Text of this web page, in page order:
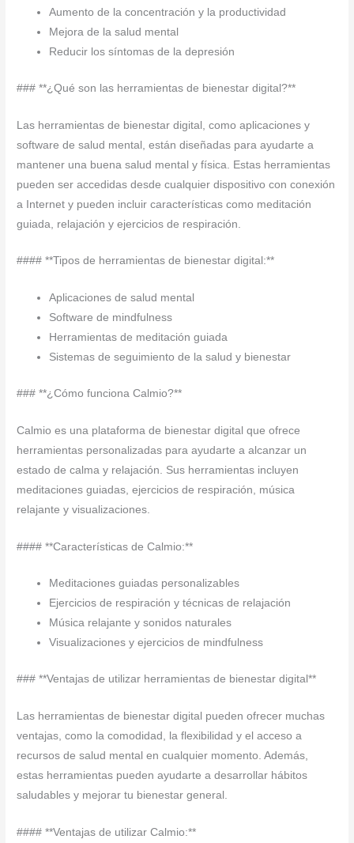
Aumento de la concentración y la productividad
Mejora de la salud mental
Reducir los síntomas de la depresión
### **¿Qué son las herramientas de bienestar digital?**
Las herramientas de bienestar digital, como aplicaciones y
software de salud mental, están diseñadas para ayudarte a
mantener una buena salud mental y física. Estas herramientas
pueden ser accedidas desde cualquier dispositivo con conexión
a Internet y pueden incluir características como meditación
guiada, relajación y ejercicios de respiración.
#### **Tipos de herramientas de bienestar digital:**
Aplicaciones de salud mental
Software de mindfulness
Herramientas de meditación guiada
Sistemas de seguimiento de la salud y bienestar
### **¿Cómo funciona Calmio?**
Calmio es una plataforma de bienestar digital que ofrece
herramientas personalizadas para ayudarte a alcanzar un
estado de calma y relajación. Sus herramientas incluyen
meditaciones guiadas, ejercicios de respiración, música
relajante y visualizaciones.
#### **Características de Calmio:**
Meditaciones guiadas personalizables
Ejercicios de respiración y técnicas de relajación
Música relajante y sonidos naturales
Visualizaciones y ejercicios de mindfulness
### **Ventajas de utilizar herramientas de bienestar digital**
Las herramientas de bienestar digital pueden ofrecer muchas
ventajas, como la comodidad, la flexibilidad y el acceso a
recursos de salud mental en cualquier momento. Además,
estas herramientas pueden ayudarte a desarrollar hábitos
saludables y mejorar tu bienestar general.
#### **Ventajas de utilizar Calmio:**